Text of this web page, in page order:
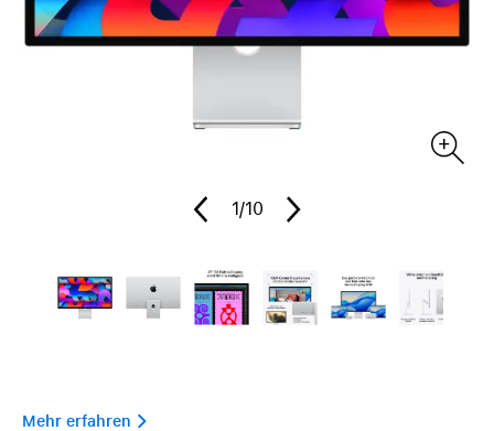
1/10
Mehr erfahren 